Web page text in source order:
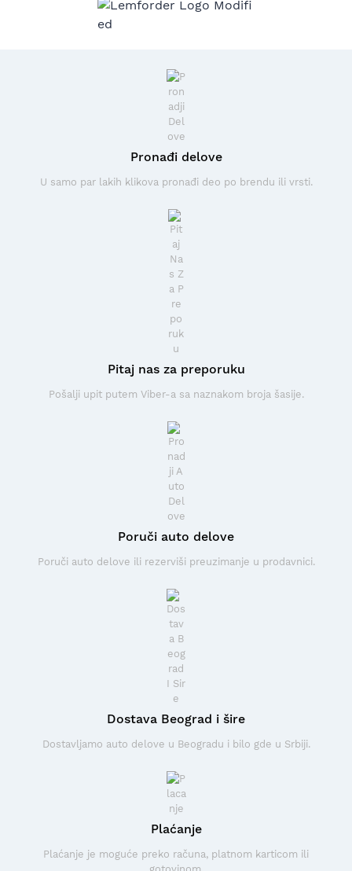
Pronađi delove
U samo par lakih klikova pronađi deo po brendu ili vrsti.
Pitaj nas za preporuku
Pošalji upit putem Viber-a sa naznakom broja šasije.
Poruči auto delove
Poruči auto delove ili rezerviši preuzimanje u prodavnici.
Dostava Beograd i šire
Dostavljamo auto delove u Beogradu i bilo gde u Srbiji.
Plaćanje
Plaćanje je moguće preko računa, platnom karticom ili